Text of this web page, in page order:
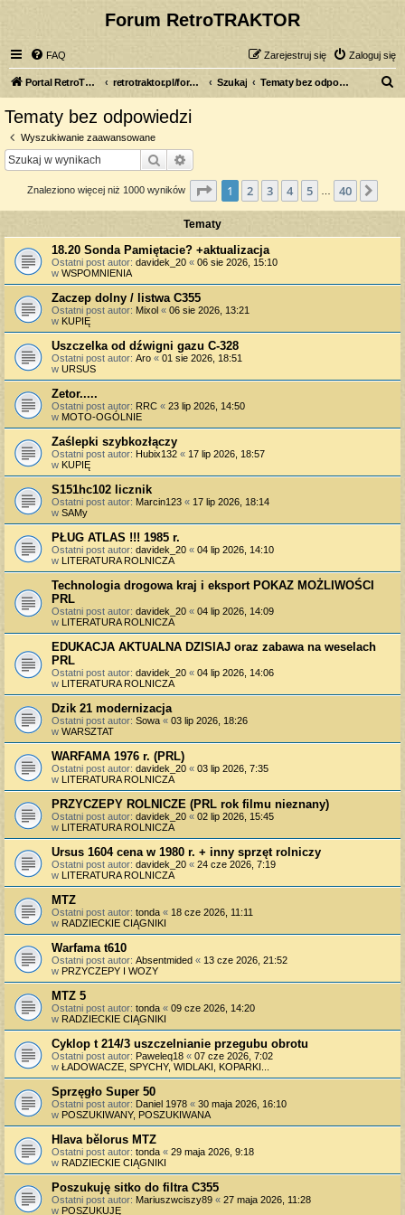
Forum RetroTRAKTOR
FAQ Zaloguj się
Zarejestruj się
Portal RetroTRAKTOR.pl retrotraktor.pl/forum Szukaj Tematy bez odpowiedzi
Tematy bez odpowiedzi
Wyszukiwanie zaawansowane
Szukaj
Znaleziono więcej niż 1000 wyników Strona z40
1 2 3 4 5 40
Tematy
18.20 Sonda Pamiętacie? +aktualizacja
Ostatni post autor: davidek_20 « 06 sie 2026, 15:10
w WSPOMNIENIA
Zaczep dolny / listwa C355
Ostatni post autor: Mixol « 06 sie 2026, 13:21
w KUPIĘ
Uszczelka od dźwigni gazu C-328
Ostatni post autor: Aro « 01 sie 2026, 18:51
w URSUS
Zetor.....
Ostatni post autor: RRC « 23 lip 2026, 14:50
w MOTO-OGÓLNIE
Zaślepki szybkozłączy
Ostatni post autor: Hubix132 « 17 lip 2026, 18:57
w KUPIĘ
S151hc102 licznik
Ostatni post autor: Marcin123 « 17 lip 2026, 18:14
w SAMy
PŁUG ATLAS !!! 1985 r.
Ostatni post autor: davidek_20 « 04 lip 2026, 14:10
w LITERATURA ROLNICZA
Technologia drogowa kraj i eksport POKAZ MOŻLIWOŚCI
PRL
Ostatni post autor: davidek_20 « 04 lip 2026, 14:09
w LITERATURA ROLNICZA
EDUKACJA AKTUALNA DZISIAJ oraz zabawa na weselach
PRL
Ostatni post autor: davidek_20 « 04 lip 2026, 14:06
w LITERATURA ROLNICZA
Dzik 21 modernizacja
Ostatni post autor: Sowa « 03 lip 2026, 18:26
w WARSZTAT
WARFAMA 1976 r. (PRL)
Ostatni post autor: davidek_20 « 03 lip 2026, 7:35
w LITERATURA ROLNICZA
PRZYCZEPY ROLNICZE (PRL rok filmu nieznany)
Ostatni post autor: davidek_20 « 02 lip 2026, 15:45
w LITERATURA ROLNICZA
Ursus 1604 cena w 1980 r. + inny sprzęt rolniczy
Ostatni post autor: davidek_20 « 24 cze 2026, 7:19
w LITERATURA ROLNICZA
MTZ
Ostatni post autor: tonda « 18 cze 2026, 11:11
w RADZIECKIE CIĄGNIKI
Warfama t610
Ostatni post autor: Absentmided « 13 cze 2026, 21:52
w PRZYCZEPY I WOZY
MTZ 5
Ostatni post autor: tonda « 09 cze 2026, 14:20
w RADZIECKIE CIĄGNIKI
Cyklop t 214/3 uszczelnianie przegubu obrotu
Ostatni post autor: Paweleq18 « 07 cze 2026, 7:02
w ŁADOWACZE, SPYCHY, WIDLAKI, KOPARKI...
Sprzęgło Super 50
Ostatni post autor: Daniel 1978 « 30 maja 2026, 16:10
w POSZUKIWANY, POSZUKIWANA
Hlava bělorus MTZ
Ostatni post autor: tonda « 29 maja 2026, 9:18
w RADZIECKIE CIĄGNIKI
Poszukuję sitko do filtra C355
Ostatni post autor: Mariuszwciszy89 « 27 maja 2026, 11:28
w POSZUKUJĘ